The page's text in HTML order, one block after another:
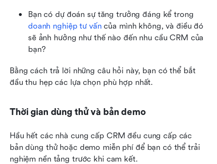
doanh nghiệp tư vấn của mình không, và điều đó
sẽ ảnh hưởng như thế nào đến nhu cầu CRM của
bạn?
Bằng cách trả lời những câu hỏi này, bạn có thể bắt
đầu thu hẹp các lựa chọn phù hợp nhất.
Thời gian dùng thử và bản demo
Hầu hết các nhà cung cấp CRM đều cung cấp các
bản dùng thử hoặc demo miễn phí để bạn có thể trải
nghiệm nền tảng trước khi cam kết.